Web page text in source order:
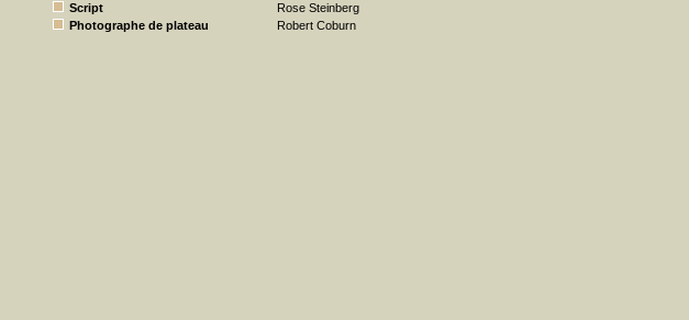
Script
Rose Steinberg
Photographe de plateau
Robert Coburn